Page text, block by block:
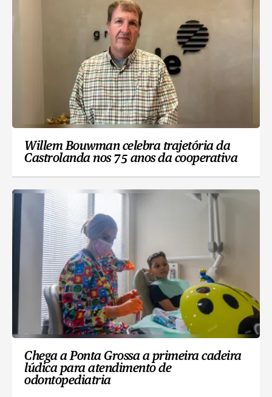
Willem Bouwman celebra trajetória da
Castrolanda nos 75 anos da cooperativa
Chega a Ponta Grossa a primeira cadeira
lúdica para atendimento de
odontopediatria